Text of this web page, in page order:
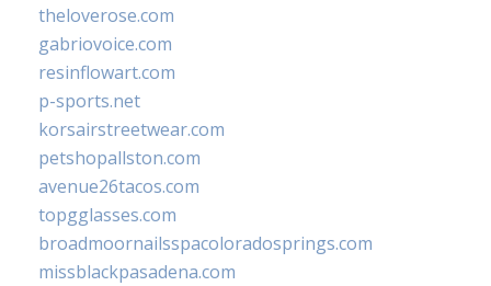
theloverose.com
gabriovoice.com
resinflowart.com
p-sports.net
korsairstreetwear.com
petshopallston.com
avenue26tacos.com
topgglasses.com
broadmoornailsspacoloradosprings.com
missblackpasadena.com